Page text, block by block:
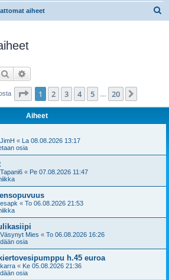
aiheet
Etsi
Sivu /20
1 2 3 4 5 20
Aiheet
JimH « La 08.08.2026 13:17
osia
Tapani6 « Pe 07.08.2026 11:47
esapk « To 06.08.2026 21:53
Väsynyt Mies « To 06.08.2026 16:26
osia
h.45 euroa
karra « Ke 05.08.2026 21:36
osia